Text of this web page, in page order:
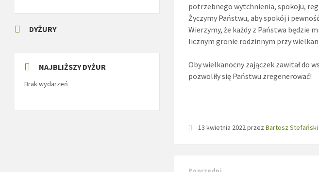
potrzebnego wytchnienia, spokoju,
Życzymy Państwu, aby spokój i
Wierzymy, że każdy z Państwa będzie
licznym gronie rodzinnym przy
Oby wielkanocny zajączek zawitał do
pozwoliły się Państwu zregenerować!
13 kwietnia 2022przezBartosz Stefański
DYŻURY
NAJBLIŻSZY DYŻUR
Brak wydarzeń